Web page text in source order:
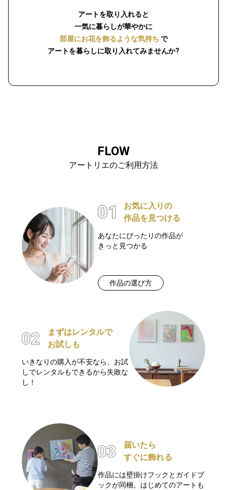
アートを取り入れると
一気に暮らしが華やかに
部屋にお花を飾るような気持ち で
アートを暮らしに取り入れてみませんか?
FLOW
アートリエのご利用方法
お気に入りの
作品を見つける
あなたにぴったりの作品が
きっと見つかる
作品の選び方
まずはレンタルで
お試しも
いきなりの購入が不安なら、お試
しでレンタルもできるから失敗な
し！
届いたら
すぐに飾れる
作品には壁掛けフックとガイドブ
ックが同梱。はじめてのアートも